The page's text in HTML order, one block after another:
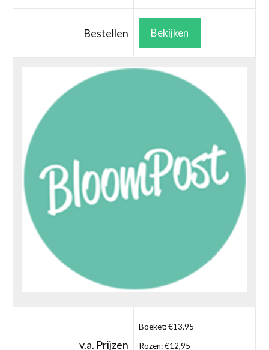
Bestellen Bekijken
v.a. Prijzen
Boeket: €13,95
Rozen: €12,95